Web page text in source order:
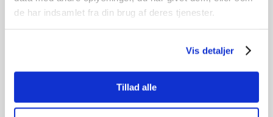
de har indsamlet fra din brug af deres tjenester.
Vis detaljer
Tillad alle